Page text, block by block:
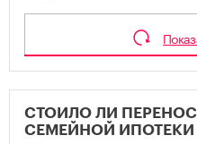
СТОИЛО ЛИ
СЕМЕЙНОЙ ИПОТЕКИ